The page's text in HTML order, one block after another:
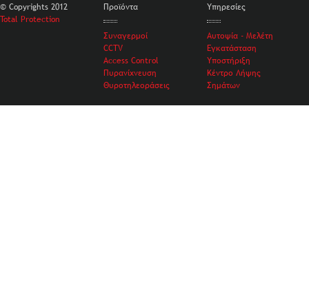
© Copyrights 2012
Total Protection
Προϊόντα
Συναγερμοί
CCTV
Access Control
Πυρανίχνευση
Θυροτηλεοράσεις
Υπηρεσίες
Αυτοψία - Μελέτη
Εγκατάσταση
Υποστήριξη
Κέντρο Λήψης
Σημάτων